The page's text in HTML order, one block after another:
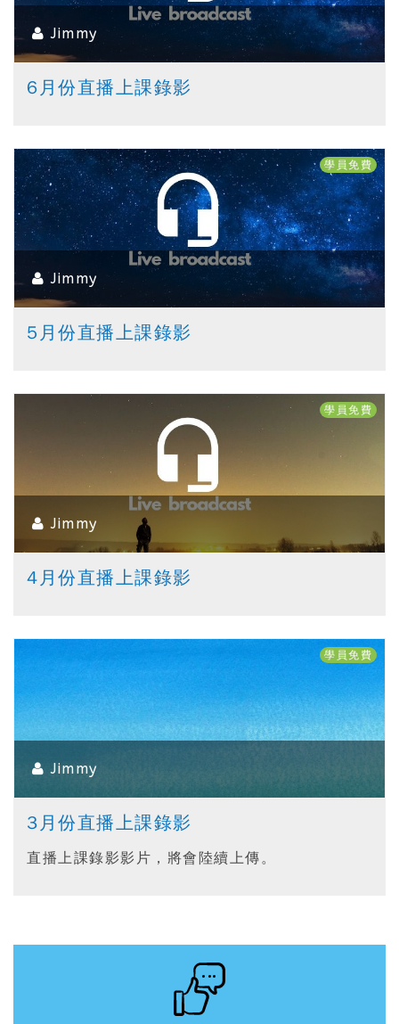
Jimmy
6月份直播上課錄影
Jimmy
學員免費
5月份直播上課錄影
Jimmy
學員免費
4月份直播上課錄影
Jimmy
學員免費
3月份直播上課錄影
直播上課錄影影片，將會陸續上傳。